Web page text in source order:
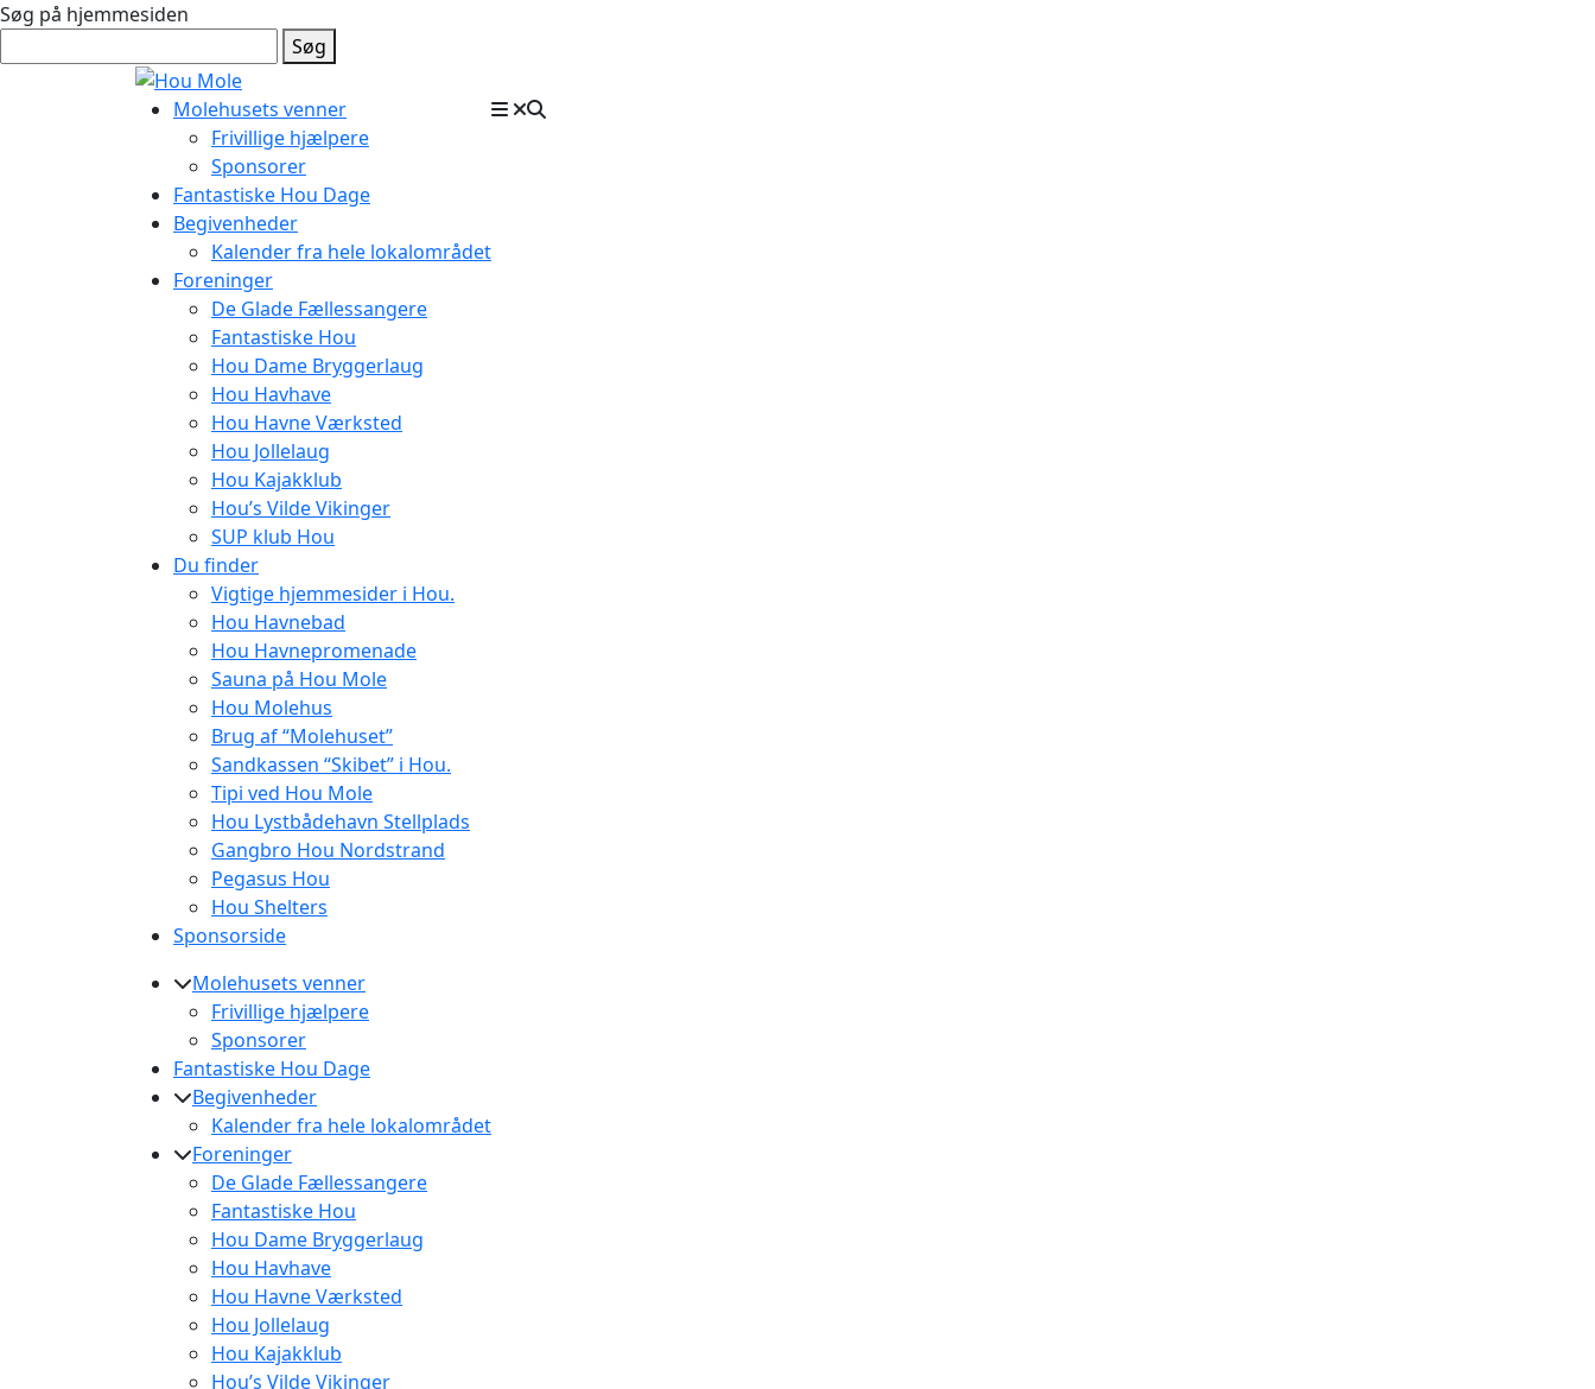
Søg på hjemmesiden
Søg
Molehusets venner
Frivillige hjælpere
Sponsorer
Fantastiske Hou Dage
Begivenheder
Kalender fra hele lokalområdet
Foreninger
De Glade Fællessangere
Fantastiske Hou
Hou Dame Bryggerlaug
Hou Havhave
Hou Havne Værksted
Hou Jollelaug
Hou Kajakklub
Hou’s Vilde Vikinger
SUP klub Hou
Du finder
Vigtige hjemmesider i Hou.
Hou Havnebad
Hou Havnepromenade
Sauna på Hou Mole
Hou Molehus
Brug af “Molehuset”
Sandkassen “Skibet” i Hou.
Tipi ved Hou Mole
Hou Lystbådehavn Stellplads
Gangbro Hou Nordstrand
Pegasus Hou
Hou Shelters
Sponsorside
Molehusets venner
Frivillige hjælpere
Sponsorer
Fantastiske Hou Dage
Begivenheder
Kalender fra hele lokalområdet
Foreninger
De Glade Fællessangere
Fantastiske Hou
Hou Dame Bryggerlaug
Hou Havhave
Hou Havne Værksted
Hou Jollelaug
Hou Kajakklub
Hou’s Vilde Vikinger